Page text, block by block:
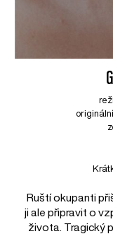
Ruští okupanti
ji ale připravit o
života. Tragický